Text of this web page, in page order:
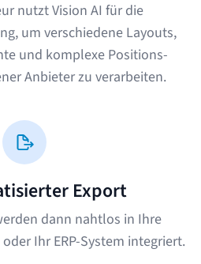
nutztVision AI für die
, um verschiedene Layouts,
und komplexe Positions-
Anbieter zu verarbeiten.
Export
dann nahtlos in Ihre
Ihr ERP-System integriert.